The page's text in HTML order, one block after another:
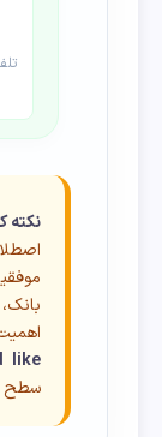
نکته
like
سطح